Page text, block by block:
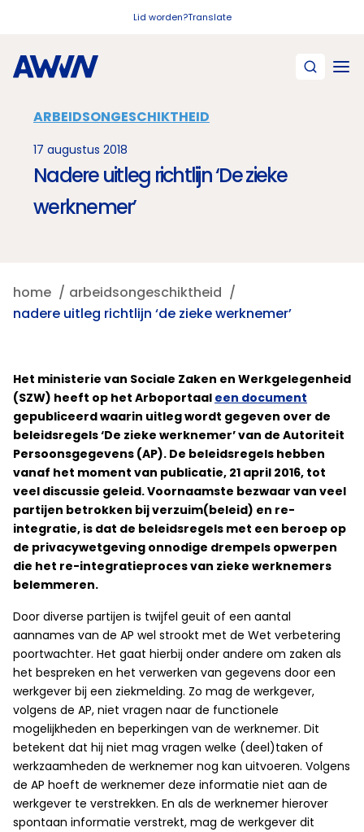
Lid worden?Translate
ARBEIDSONGESCHIKTHEID
17 augustus 2018
Nadere uitleg richtlijn ‘De zieke
werknemer’
home
arbeidsongeschiktheid
nadere uitleg richtlijn ‘de zieke werknemer’
Het ministerie van Sociale Zaken en Werkgelegenheid
(SZW) heeft op het Arboportaal een document
gepubliceerd waarin uitleg wordt gegeven over de
beleidsregels ‘De zieke werknemer’ van de Autoriteit
Persoonsgegevens (AP). De beleidsregels hebben
vanaf het moment van publicatie, 21 april 2016, tot
veel discussie geleid. Voornaamste bezwaar van veel
partijen betrokken bij verzuim(beleid) en re-
integratie, is dat de beleidsregels met een beroep op
de privacywetgeving onnodige drempels opwerpen
die het re-integratieproces van zieke werknemers
belemmeren.
Door diverse partijen is twijfel geuit of een aantal
aannames van de AP wel strookt met de Wet verbetering
poortwachter. Het gaat hierbij onder andere om zaken als
het bespreken en het verwerken van gegevens door een
werkgever bij een ziekmelding. Zo mag de werkgever,
volgens de AP, niet vragen naar de functionele
mogelijkheden en beperkingen van de werknemer. Dit
betekent dat hij niet mag vragen welke (deel)taken of
werkzaamheden de werknemer nog kan uitvoeren. Volgens
de AP hoeft de werknemer deze informatie niet aan de
werkgever te verstrekken. En als de werknemer hierover
spontaan informatie verstrekt, mag de werkgever dit